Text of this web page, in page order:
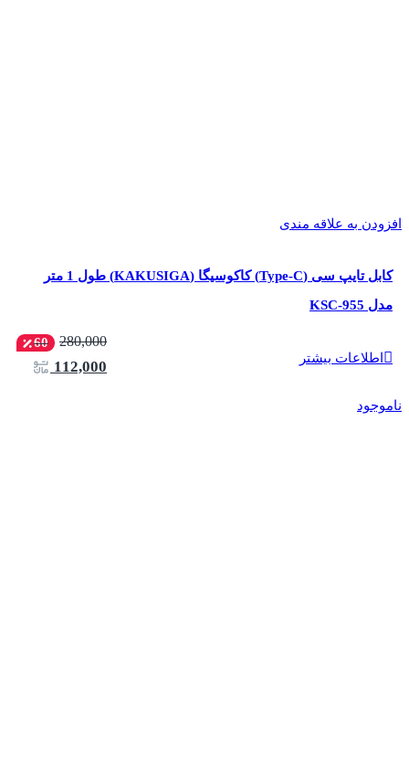
افزودن به علاقه مندی
کابل تایپ سی (Type-C) کاکوسیگا (KAKUSIGA) طول 1 متر
مدل KSC-955
اطلاعات بیشتر
280,000
60
112,000
ناموجود